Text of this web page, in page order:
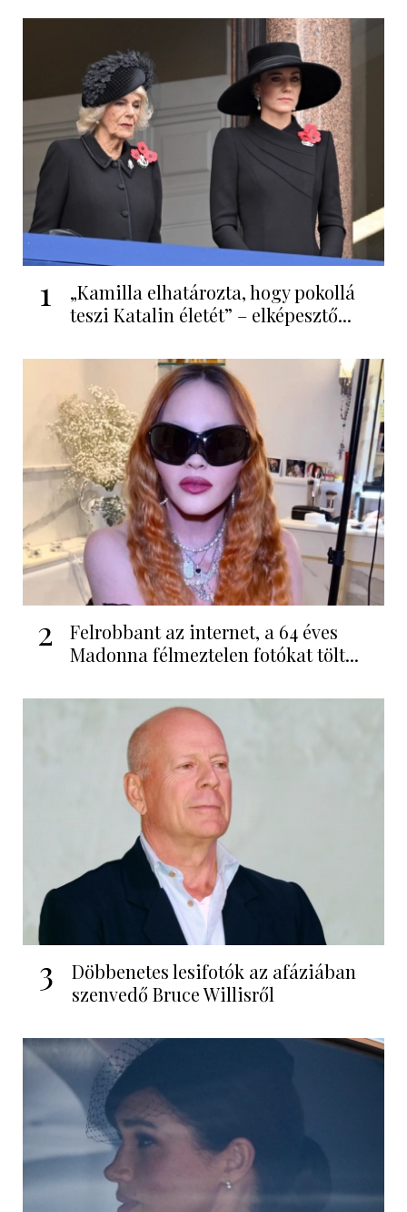
1
„Kamilla elhatározta, hogy pokollá
teszi Katalin életét” – elképesztő...
2
Felrobbant az internet, a 64 éves
Madonna félmeztelen fotókat tölt...
3
Döbbenetes lesifotók az afáziában
szenvedő Bruce Willisről